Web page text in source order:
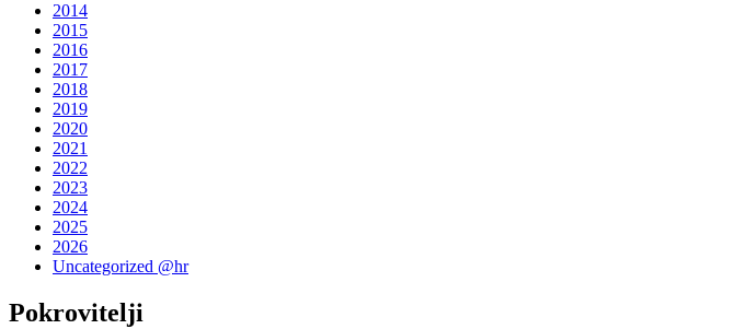
2014
2015
2016
2017
2018
2019
2020
2021
2022
2023
2024
2025
2026
Uncategorized @hr
Pokrovitelji